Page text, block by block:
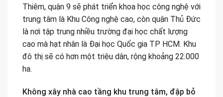
Thiêm, quận 9 sẽ phát triển khoa học công nghệ với
trung tâm là Khu Công nghệ cao, còn quận Thủ Đức
là nơi tập trung nhiều trường đại học chất lượng
cao mà hạt nhân là Đại học Quốc gia TP HCM. Khu
đô thị sẽ có hơn một triệu dân, rộng khoảng 22.000
ha.
Không xây nhà cao tầng khu trung tâm, đập bỏ